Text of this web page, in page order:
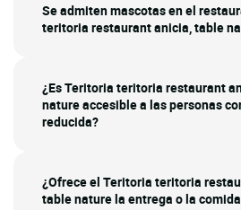
Se admiten mascotas en el
teritoria restaurant anicia, table
¿Es Teritoria teritoria restaurant
nature accesible a las personas
reducida?
¿Ofrece el Teritoria teritoria
table nature la entrega o la